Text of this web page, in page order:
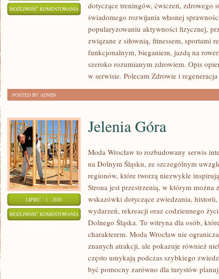
MOŻLIWOŚĆ KOMENTOWANIA DIETA
ODŻYWIANIE
dotyczące treningów, ćwiczeń, zdrowego
świadomego rozwijania własnej
popularyzowaniu aktywności fizycznej,
związane z siłownią, fitnessem, sportami
funkcjonalnym, bieganiem, jazdą na
szeroko rozumianym zdrowiem. Opis
w serwisie. Polecam Zdrowie i
POSTED BY ADMIN
LIPIEC - 1 - 2026
MOŻLIWOŚĆ KOMENTOWANIA JELENIA
GÓRA
Jelenia Góra
Moda Wrocław to rozbudowany serwis
na Dolnym Śląsku, ze szczególnym
regionów, które tworzą niezwykle
Strona jest przestrzenią, w którym można
wskazówki dotyczące zwiedzania,
wydarzeń, rekreacji oraz codziennego
Dolnego Śląska. To witryna dla osób,
charakterem. Moda Wrocław nie
znanych atrakcji, ale pokazuje również
często umykają podczas szybkiego
być pomocny zarówno dla turystów